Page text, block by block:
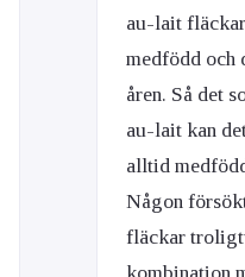
au-lait
medfödd och
åren. Så det
au-lait kan
alltid
Någon
fläckar
kombination